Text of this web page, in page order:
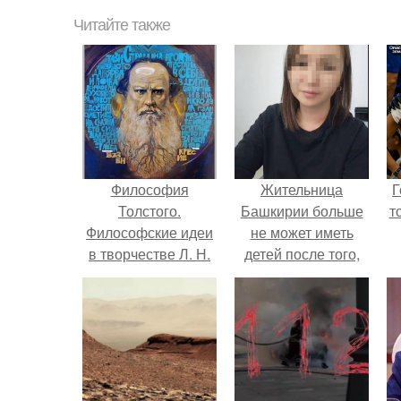
Читайте также
Философия
Толстого.
Философские идеи
в творчестве Л. Н.
Толстого.
Жительница
Башкирии больше
не может иметь
детей после того,
как медики сделали
ей аборт на шестом
месяце
беременности и
оставили в матке
плаценту.